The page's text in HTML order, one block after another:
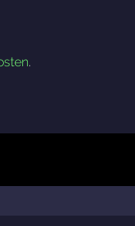
.